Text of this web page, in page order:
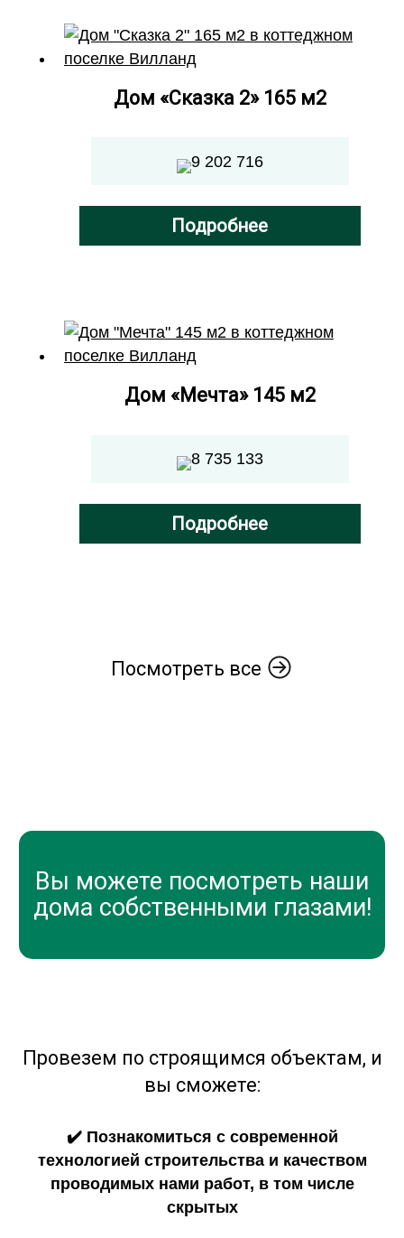
Дом «Сказка 2» 165 м2
9 202 716
Подробнее
Дом «Мечта» 145 м2
8 735 133
Подробнее
Посмотреть все
Вы можете посмотреть наши
дома собственными глазами!
Провезем по строящимся объектам, и
вы сможете:
✔️ Познакомиться с современной
технологией строительства и качеством
проводимых нами работ, в том числе
скрытых